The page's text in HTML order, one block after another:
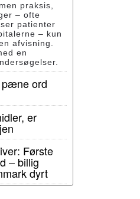
praksis,
– ofte
patienter
– kun
afvisning.
en
pæne ord
er
Første
– billig
dyrt